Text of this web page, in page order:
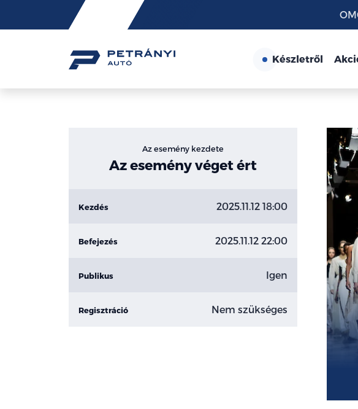
Friss
hírek
Készletről
Az esemény kezdete
Az esemény véget ért
Kezdés 2025.11.12 18:00
Befejezés 2025.11.12 22:00
Publikus Igen
Regisztráció Nem szükséges